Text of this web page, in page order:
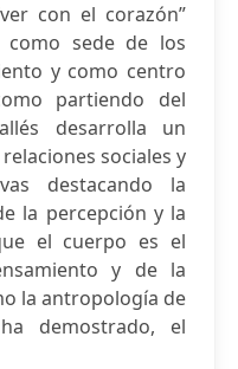
con el corazón”
sede de los
y como centro
partiendo del
desarrolla un
sociales y
destacando la
la percepción y la
el cuerpo es el
y de la
la antropología de
demostrado, el